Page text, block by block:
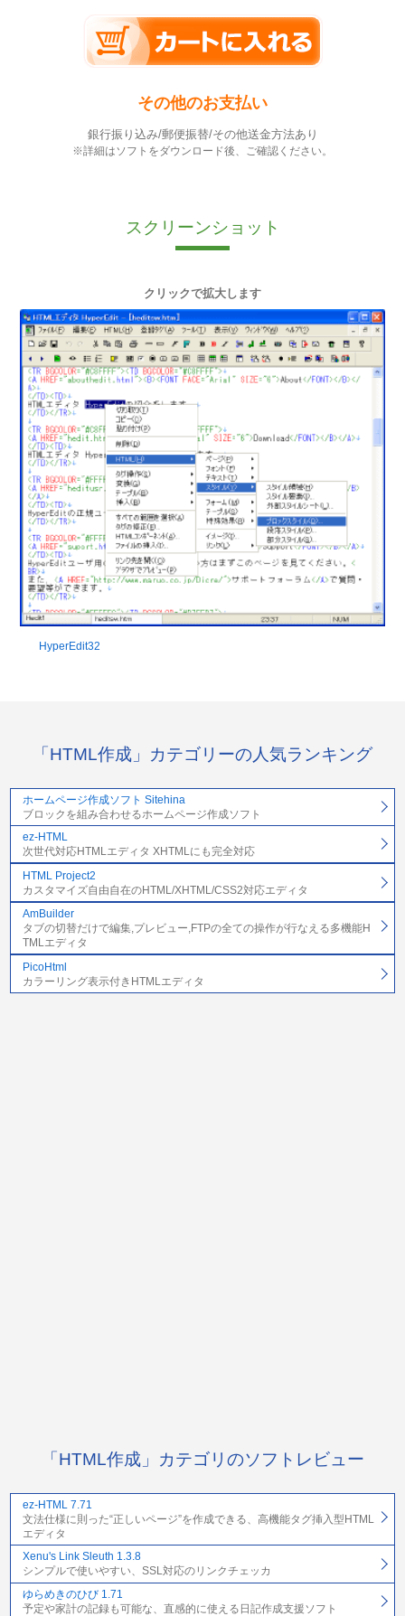
その他のお支払い
銀行振り込み/郵便振替/その他送金方法あり
※詳細はソフトをダウンロード後、ご確認ください。
スクリーンショット
クリックで拡大します
HyperEdit32
「HTML作成」カテゴリーの人気ランキング
ホームページ作成ソフト Sitehina
ブロックを組み合わせるホームページ作成ソフト
ez-HTML
次世代対応HTMLエディタ XHTMLにも完全対応
HTML Project2
カスタマイズ自由自在のHTML/XHTML/CSS2対応エディタ
AmBuilder
タブの切替だけで編集,プレビュー,FTPの全ての操作が行なえる多機能H
TMLエディタ
PicoHtml
カラーリング表示付きHTMLエディタ
「HTML作成」カテゴリのソフトレビュー
ez-HTML 7.71
文法仕様に則った“正しいページ”を作成できる、高機能タグ挿入型HTML
エディタ
Xenu's Link Sleuth 1.3.8
シンプルで使いやすい、SSL対応のリンクチェッカ
ゆらめきのひび 1.71
予定や家計の記録も可能な、直感的に使える日記作成支援ソフト